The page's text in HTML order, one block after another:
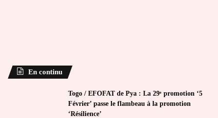
En continu
Togo / EFOFAT de Pya : La 29ᵉ promotion ‘5
Février’ passe le flambeau à la promotion
‘Résilience’